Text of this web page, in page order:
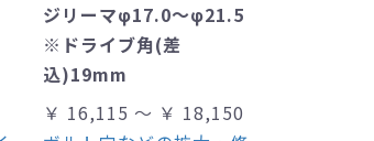
ジリーマφ17.0～φ21.5
※ドライブ角(差
込)19mm
￥ 16,115 ～ ￥ 18,150